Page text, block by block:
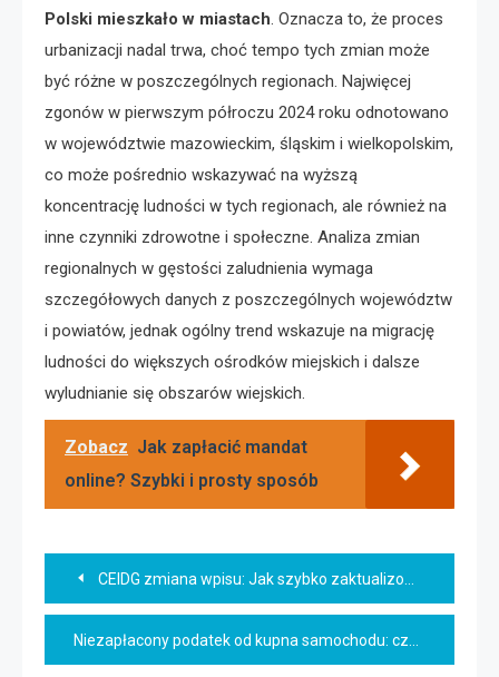
Polski mieszkało w miastach. Oznacza to, że proces
urbanizacji nadal trwa, choć tempo tych zmian może
być różne w poszczególnych regionach. Najwięcej
zgonów w pierwszym półroczu 2024 roku odnotowano
w województwie mazowieckim, śląskim i wielkopolskim,
co może pośrednio wskazywać na wyższą
koncentrację ludności w tych regionach, ale również na
inne czynniki zdrowotne i społeczne. Analiza zmian
regionalnych w gęstości zaludnienia wymaga
szczegółowych danych z poszczególnych województw
i powiatów, jednak ogólny trend wskazuje na migrację
ludności do większych ośrodków miejskich i dalsze
wyludnianie się obszarów wiejskich.
Zobacz Jak zapłacić mandat
online? Szybki i prosty sposób
Nawigacja
wpisu
CEIDG zmiana wpisu: Jak szybko zaktualizować dane?
Niezapłacony podatek od kupna samochodu: czym grozi?